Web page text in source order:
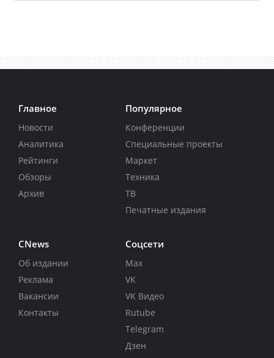
Главное
Новости
Аналитика
Рейтинги
Обзоры
Архив
Популярное
Конференции
Специальные проекты
Маркет
Техника
ТВ
Печатные издания
CNews
Об издании
Реклама
Вакансии
Контакты
Соцсети
Max
VK
VK Видео
Rutube
Telegram
Дзен